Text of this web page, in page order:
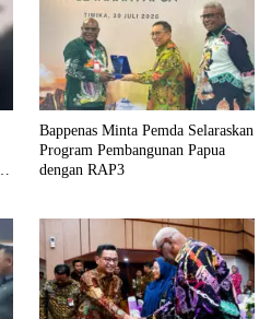
Bappenas Minta Pemda Selaraskan
Program Pembangunan Papua
dengan RAP3